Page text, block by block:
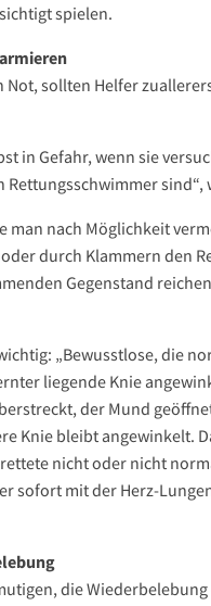
spielen.
Not, sollten Helfer
in Gefahr, wenn sie
sind“,
nach Möglichkeit
durch Klammern den
Gegenstand
„Bewusstlose, die
liegende Knie
der Mund
Knie bleibt angewinkelt.
nicht oder nicht
sofort mit der Herz-
die